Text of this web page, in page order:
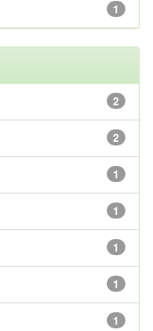
1
2
2
1
1
1
1
1